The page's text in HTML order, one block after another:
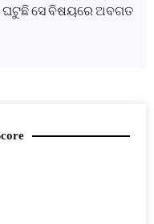
ଘଟୁଛି ସେ ବିଷୟରେ ଅବଗତ